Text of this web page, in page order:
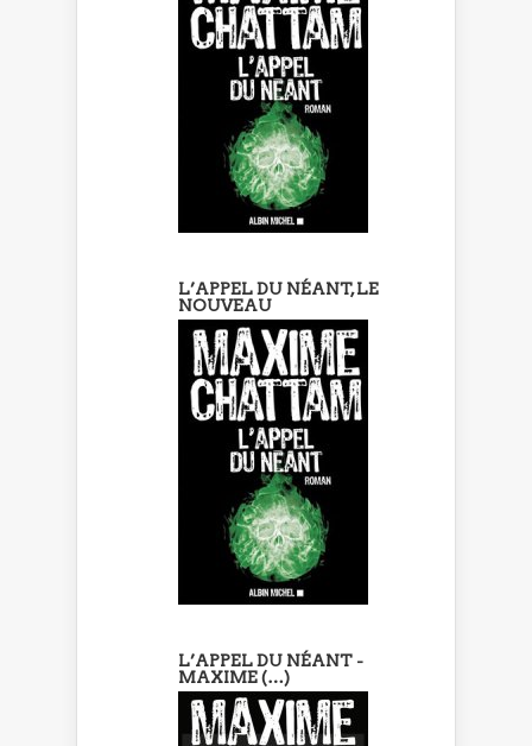
L’APPEL DU NÉANT, LE
NOUVEAU
L’APPEL DU NÉANT -
MAXIME (…)